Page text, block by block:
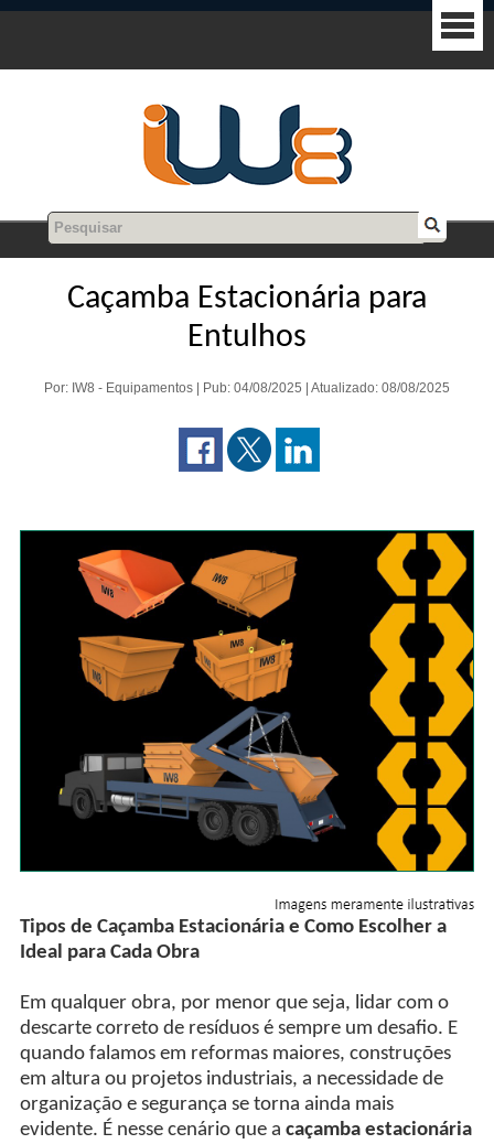
Caçamba Estacionária para
Entulhos
Por: IW8 - Equipamentos | Pub: 04/08/2025 | Atualizado: 08/08/2025
Tipos de Caçamba Estacionária e Como Escolher a
Ideal para Cada Obra
Em qualquer obra, por menor que seja, lidar com o
descarte correto de resíduos é sempre um desafio. E
quando falamos em reformas maiores, construções
em altura ou projetos industriais, a necessidade de
organização e segurança se torna ainda mais
evidente. É nesse cenário que a caçamba estacionária